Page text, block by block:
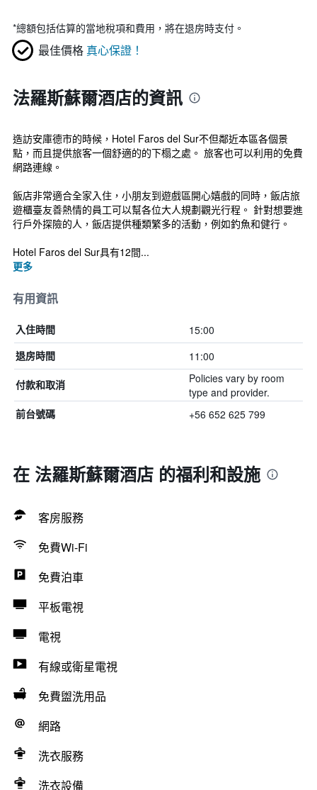
*總額包括估算的當地稅項和費用，將在退房時支付。
最佳價格 真心保證！
法羅斯蘇爾酒店的資訊
造訪安庫德市的時候，Hotel Faros del Sur不但鄰近本區各個景
點，而且提供旅客一個舒適的的下榻之處。 旅客也可以利用的免費
網路連線。
飯店非常適合全家入住，小朋友到遊戲區開心嬉戲的同時，飯店旅
遊櫃臺友善熱情的員工可以幫各位大人規劃觀光行程。 針對想要進
行戶外探險的人，飯店提供種類繁多的活動，例如釣魚和健行。
Hotel Faros del Sur具有12間...
更多
有用資訊
入住時間 15:00
退房時間 11:00
付款和取消
Policies vary by room
type and provider.
前台號碼 +56 652 625 799
在 法羅斯蘇爾酒店 的福利和設施
客房服務
免費Wi-Fi
免費泊車
平板電視
電視
有線或衛星電視
免費盥洗用品
網路
洗衣服務
洗衣設備